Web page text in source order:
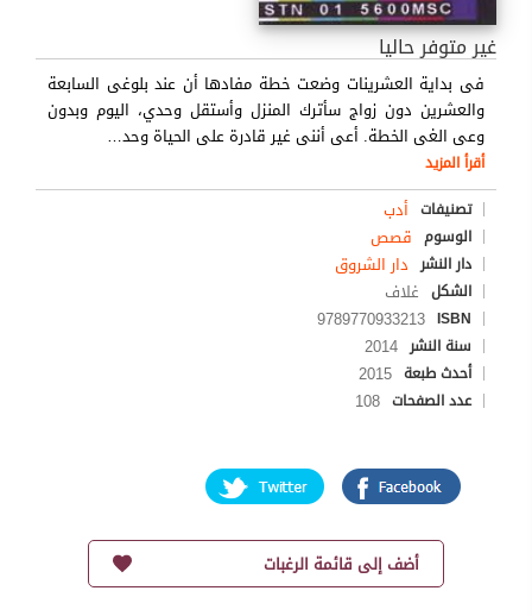
غير متوفر حاليا
فى بداية العشرينات وضعت خطة مفادها أن عند بلوغى السابعة
والعشرين دون زواج سأترك المنزل وأستقل وحدي، اليوم وبدون
وعى الغى الخطة. أعى أننى غير قادرة على الحياة وحد…
أقرأ المزيد
تصنيفات أدب
الوسوم قصص
دار النشر دار الشروق
الشكل غلاف
ISBN
9789770933213
سنة النشر 2014
أحدث طبعة 2015
عدد الصفحات 108
أضف إلى قائمة الرغبات